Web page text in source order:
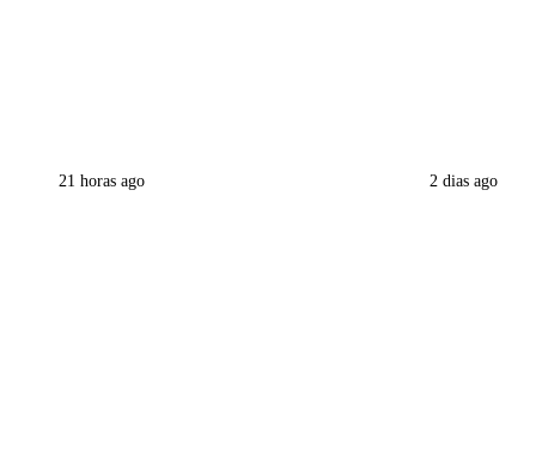
21 horas ago 2 dias ago